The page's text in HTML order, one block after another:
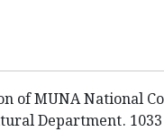
of MUNA National
Department.